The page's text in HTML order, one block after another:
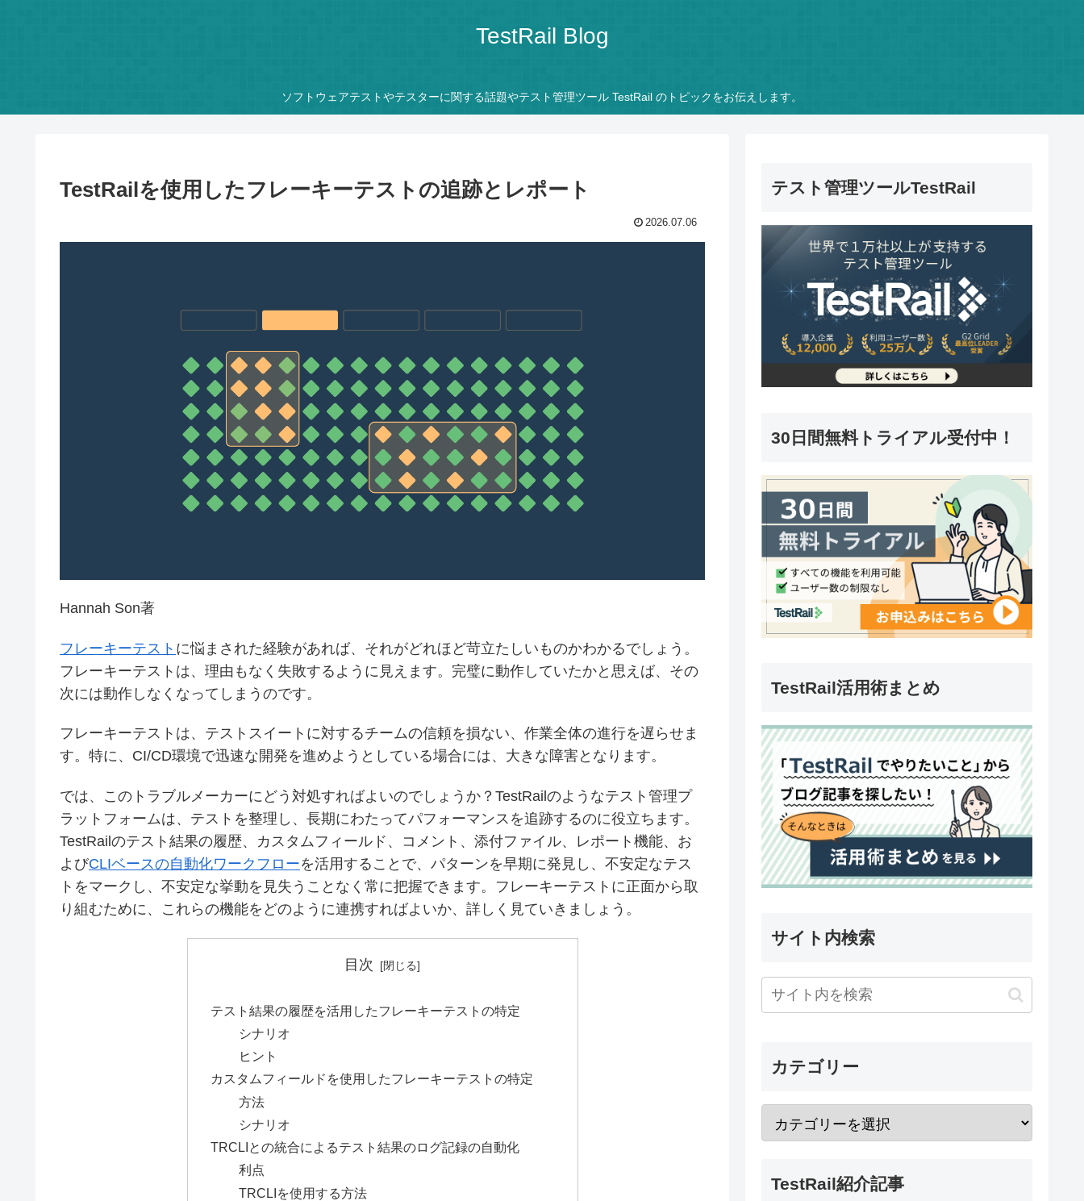
TestRail Blog
ソフトウェアテストやテスターに関する話題やテスト管理ツール TestRail のトピックをお伝えします。
TestRailを使用したフレーキーテストの追跡とレポート
2026.07.06
Hannah Son著
フレーキーテスト に悩まされた経験があれば、それがどれほど苛立たしいものかわかるでしょう。
フレーキーテストは、理由もなく失敗するように見えます。完璧に動作していたかと思えば、その
次には動作しなくなってしまうのです。
フレーキーテストは、テストスイートに対するチームの信頼を損ない、作業全体の進行を遅らせま
す。特に、CI/CD環境で迅速な開発を進めようとしている場合には、大きな障害となります。
では、このトラブルメーカーにどう対処すればよいのでしょうか？TestRailのようなテスト管理プ
ラットフォームは、テストを整理し、長期にわたってパフォーマンスを追跡するのに役立ちます。
TestRailのテスト結果の履歴、カスタムフィールド、コメント、添付ファイル、レポート機能、お
よびCLIベースの自動化ワークフローを活用することで、パターンを早期に発見し、不安定なテス
トをマークし、不安定な挙動を見失うことなく常に把握できます。フレーキーテストに正面から取
り組むために、これらの機能をどのように連携すればよいか、詳しく見ていきましょう。
目次
テスト結果の履歴を活用したフレーキーテストの特定
シナリオ
ヒント
カスタムフィールドを使用したフレーキーテストの特定
方法
シナリオ
TRCLIとの統合によるテスト結果のログ記録の自動化
利点
TRCLIを使用する方法
テスト管理ツールTestRail
30日間無料トライアル受付中！
TestRail活用術まとめ
サイト内検索
カテゴリー
TestRail紹介記事